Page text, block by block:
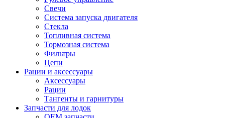
Свечи
Система запуска двигателя
Стекла
Топливная система
Тормозная система
Фильтры
Цепи
Рации и аксессуары
Аксессуары
Рации
Тангенты и гарнитуры
Запчасти для лодок